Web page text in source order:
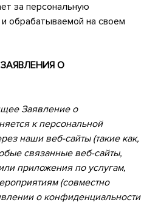
за персональную
обрабатываемой на своем
О
Заявление о
к персональной
наши веб-сайты (такие как,
связанные веб-сайты,
приложения по услугам,
(совместно
о конфиденциальности